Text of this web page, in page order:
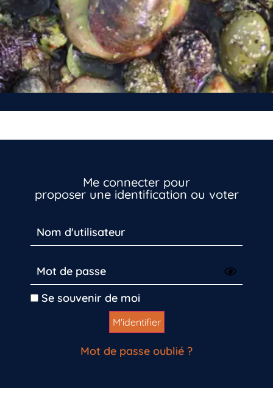
Me connecter pour
proposer une identification ou voter
Se souvenir de moi
Mot de passe oublié ?